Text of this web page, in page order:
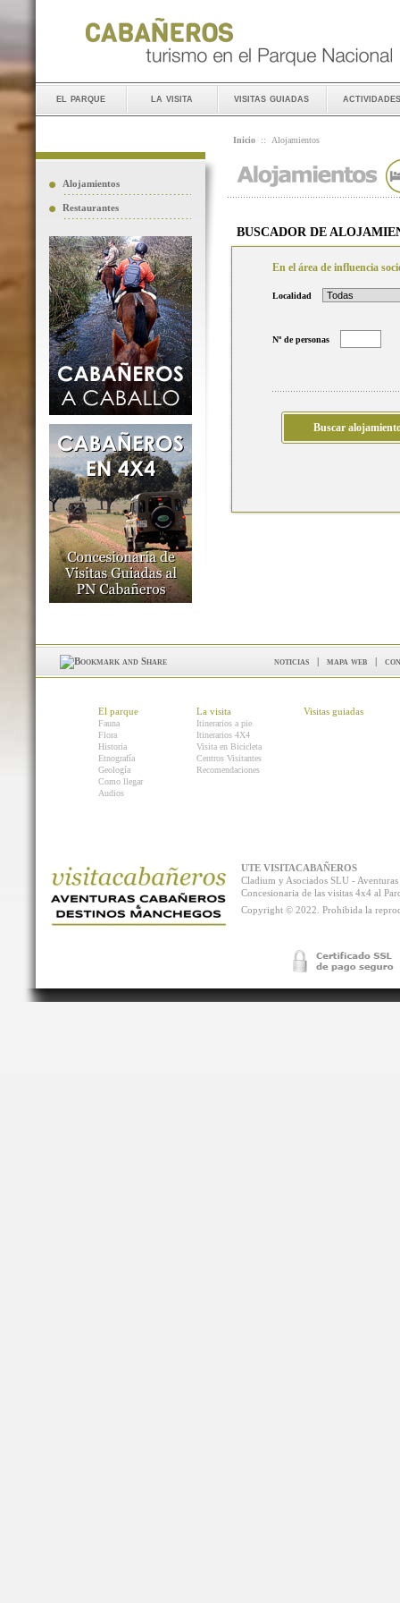
el parque la visita visitas guiadas actividades
Alojamientos
Restaurantes
Inicio :: Alojamientos
BUSCADOR DE
En el área de influencia
Localidad
Nº de personas
noticias | mapa web |
El parque
Fauna
Flora
Historia
Etnografía
Geología
Como llegar
Audios
La visita
Itinerarios a pie
Itinerarios 4X4
Visita en Bicicleta
Centros Visitantes
Recomendaciones
Visitas guiadas
UTE VISITACABAÑEROS
Cladium y Asociados SLU -
Concesionaria de las visitas 4x4 al
Copyright © 2022. Prohibida la